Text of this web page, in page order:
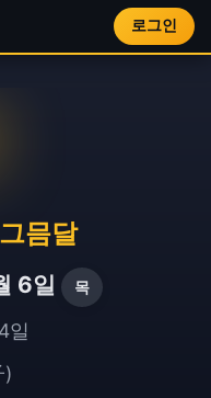
로그인
그믐달
6일 목
일
)